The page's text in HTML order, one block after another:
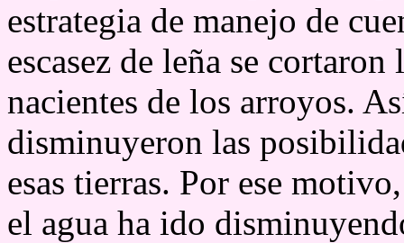
estrategia de manejo de
escasez de leña se
nacientes de los arroyos.
disminuyeron las
esas tierras. Por ese
el agua ha ido